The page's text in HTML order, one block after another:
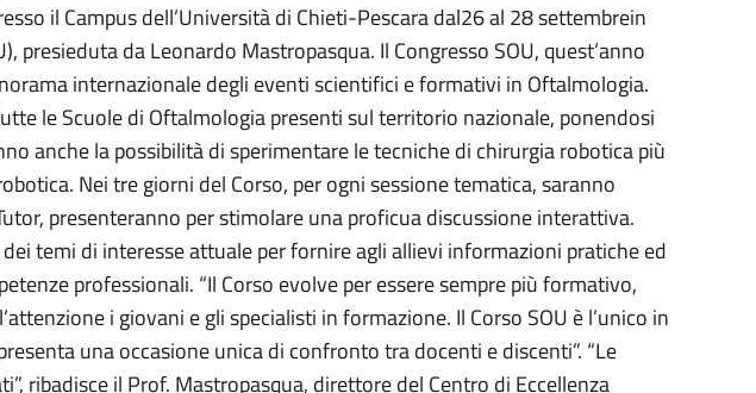
il Campus dell’Università di Chieti-Pescara dal26 al 28 settembrein
da Leonardo Mastropasqua. Il Congresso SOU, quest’anno
internazionale degli eventi scientifici e formativi in Oftalmologia.
le Scuole di Oftalmologia presenti sul territorio nazionale, ponendosi
anche la possibilità di sperimentare le tecniche di chirurgia robotica più
Nei tre giorni del Corso, per ogni sessione tematica, saranno
presenteranno per stimolare una proficua discussione interattiva.
temi di interesse attuale per fornire agli allievi informazioni pratiche ed
professionali. “Il Corso evolve per essere sempre più formativo,
i giovani e gli specialisti in formazione. Il Corso SOU è l’unico in
una occasione unica di confronto tra docenti e discenti”. “Le
ribadisce il Prof. Mastropasqua, direttore del Centro di Eccellenza